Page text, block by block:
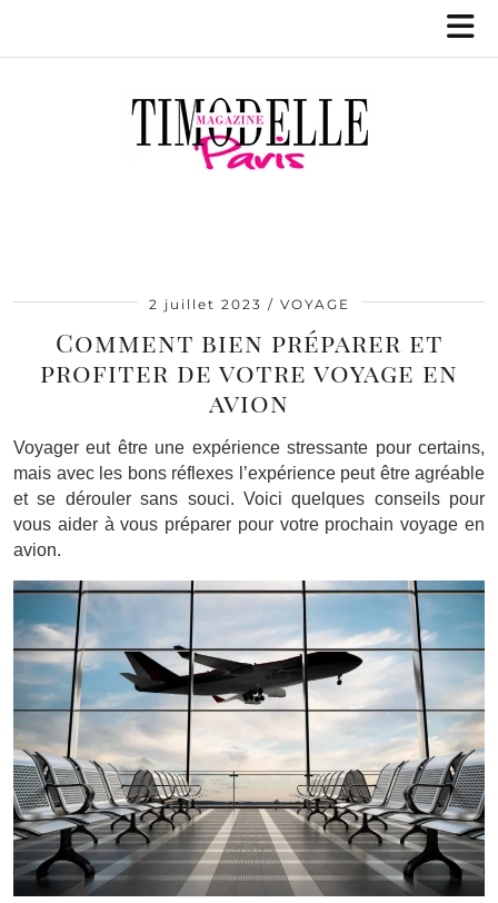
2 juillet 2023 VOYAGE
Comment bien préparer et
profiter de votre voyage en
avion
Voyager eut être une expérience stressante pour certains,
mais avec les bons réflexes l’expérience peut être agréable
et se dérouler sans souci. Voici quelques conseils pour
vous aider à vous préparer pour votre prochain voyage en
avion.